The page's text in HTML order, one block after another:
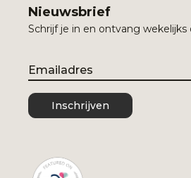
Nieuwsbrief
Schrijf je in en ontvang
Email
Inschrijven